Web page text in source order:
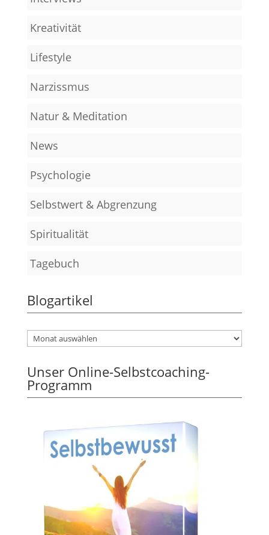
Kreativität
Lifestyle
Narzissmus
Natur & Meditation
News
Psychologie
Selbstwert & Abgrenzung
Spiritualität
Tagebuch
Blogartikel
Unser Online-Selbstcoaching-
Programm